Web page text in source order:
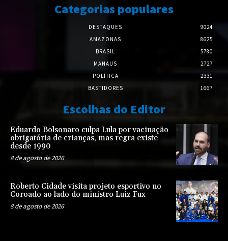
Categorias populares
DESTAQUES
9024
AMAZONAS
8625
BRASIL
5780
MANAUS
2727
POLÍTICA
2331
BASTIDORES
1667
Escolhas do Editor
Eduardo Bolsonaro culpa Lula por vacinação
obrigatória de crianças, mas regra existe
desde 1990
8 de agosto de 2026
Roberto Cidade visita projeto esportivo no
Coroado ao lado do ministro Luiz Fux
8 de agosto de 2026